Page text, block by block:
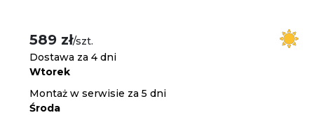
589 zł/szt.
Dostawa za 4 dni
Wtorek
Montaż w serwisie za 5 dni
Środa